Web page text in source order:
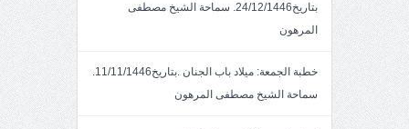
بتاريخ24/12/1446. سماحة الشيخ مصطفى
المرهون
خطبة الجمعة: ميلاد باب الجنان .بتاريخ11/11/1446.
سماحة الشيخ مصطفى المرهون